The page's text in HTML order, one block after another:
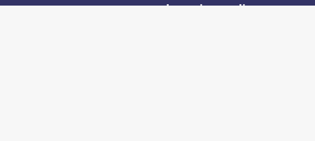
Integritetspolicy